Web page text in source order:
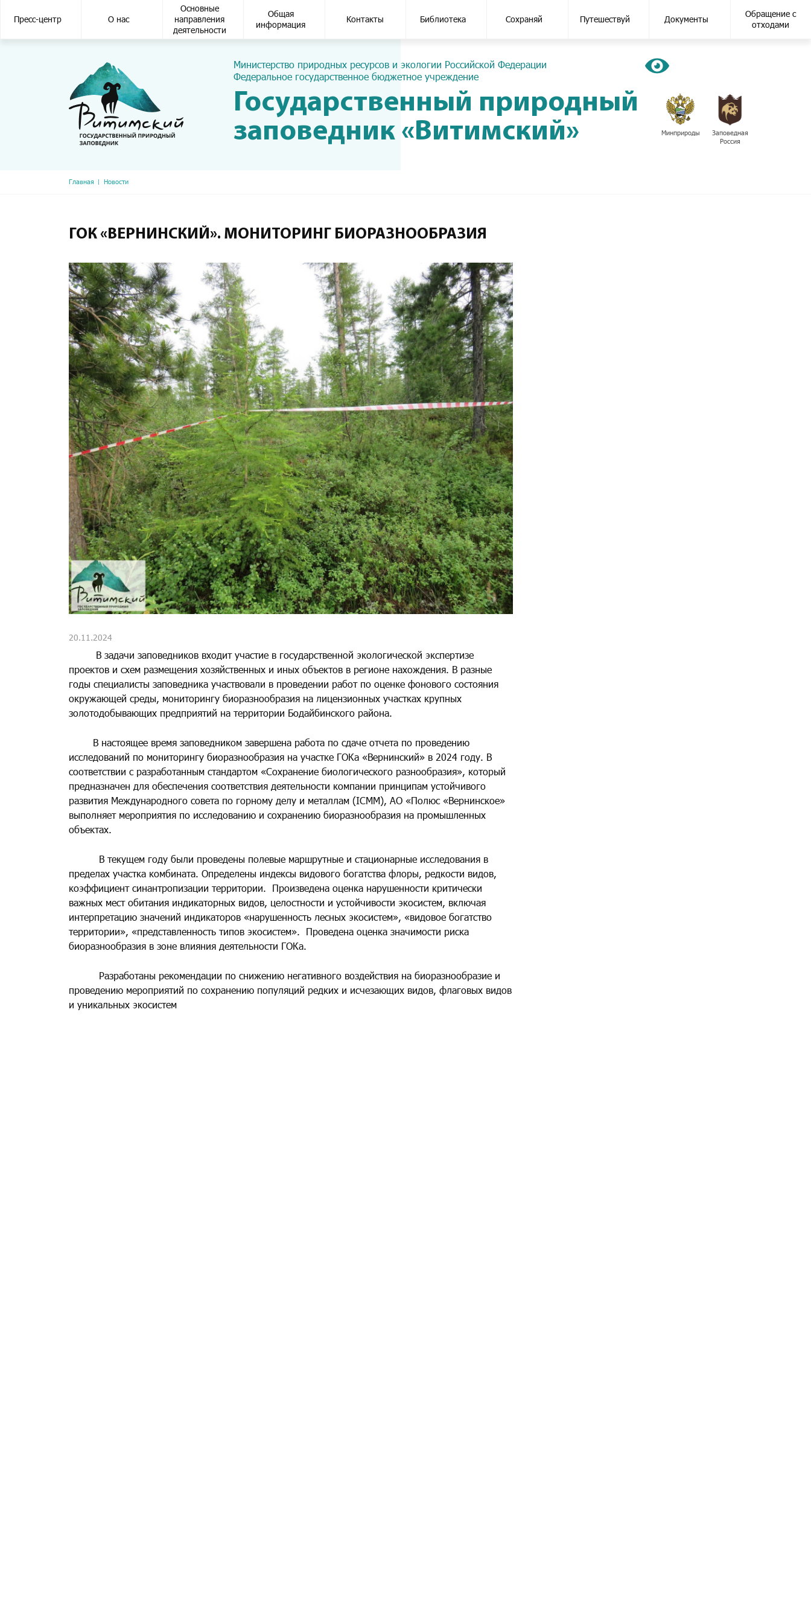
Министерство природных ресурсов и экологии Российской Федерации
Федеральное государственное бюджетное учреждение
Государственный природный
заповедник «Витимский»
Заповедная
Россия
Минприроды
Основная навигация
Пресс-центр О нас
Основные
направления
деятельности
Общая
информация
Контакты Библиотека Сохраняй Путешествуй Документы
Обращение с
отходами
Строка навигации
Главная Новости
ГОК «ВЕРНИНСКИЙ». МОНИТОРИНГ БИОРАЗНООБРАЗИЯ
20.11.2024
В задачи заповедников входит участие в государственной экологической экспертизе
проектов и схем размещения хозяйственных и иных объектов в регионе нахождения. В разные
годы специалисты заповедника участвовали в проведении работ по оценке фонового состояния
окружающей среды, мониторингу биоразнообразия на лицензионных участках крупных
золотодобывающих предприятий на территории Бодайбинского района.
В настоящее время заповедником завершена работа по сдаче отчета по проведению
исследований по мониторингу биоразнообразия на участке ГОКа «Вернинский» в 2024 году. В
соответствии с разработанным стандартом «Сохранение биологического разнообразия», который
предназначен для обеспечения соответствия деятельности компании принципам устойчивого
развития Международного совета по горному делу и металлам (ICMM), АО «Полюс «Вернинское»
выполняет мероприятия по исследованию и сохранению биоразнообразия на промышленных
объектах.
В текущем году были проведены полевые маршрутные и стационарные исследования в
пределах участка комбината. Определены индексы видового богатства флоры, редкости видов,
коэффициент синантропизации территории. Произведена оценка нарушенности критически
важных мест обитания индикаторных видов, целостности и устойчивости экосистем, включая
интерпретацию значений индикаторов «нарушенность лесных экосистем», «видовое богатство
территории», «представленность типов экосистем».
Проведена оценка значимости риска
биоразнообразия в зоне влияния деятельности ГОКа.
Разработаны рекомендации по снижению негативного воздействия на биоразнообразие и
проведению мероприятий по сохранению популяций редких и исчезающих видов, флаговых видов
и уникальных экосистем